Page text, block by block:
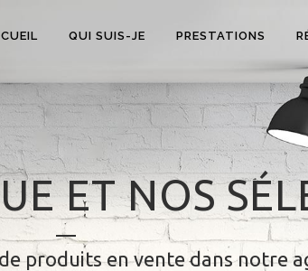
QUI SUIS-JE PRESTATIONS
ET NOS
produits en vente dans notre